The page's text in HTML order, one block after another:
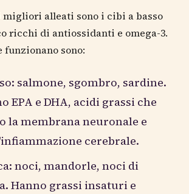
migliori alleati sono i cibi a basso
ricchi di antiossidanti e omega-3.
sono:
salmone, sgombro, sardine.
EPA e DHA, acidi grassi che
la membrana neuronale e
cerebrale.
noci, mandorle, noci di
Hanno grassi insaturi e